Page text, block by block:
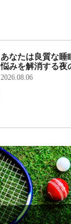
あなたは良質な睡
悩みを解消する夜
2026.08.06